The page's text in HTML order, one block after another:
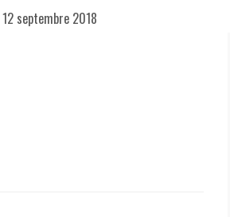
12 septembre 2018